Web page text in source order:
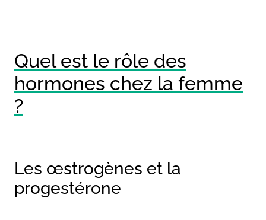
Quel est le rôle des
hormones chez la femme
?
Les œstrogènes et la
progestérone